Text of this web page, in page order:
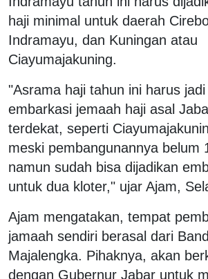
haji minimal untuk daerah
Indramayu, dan Kuningan atau
Ciayumajakuning.
"Asrama haji tahun ini harus jadi
embarkasi jemaah haji asal
terdekat, seperti
meski pembangunannya belum
namun sudah bisa dijadikan
untuk dua kloter," ujar Ajam,
Ajam mengatakan, tempat
jamaah sendiri berasal dari
Majalengka. Pihaknya, akan
dengan Gubernur Jabar untuk